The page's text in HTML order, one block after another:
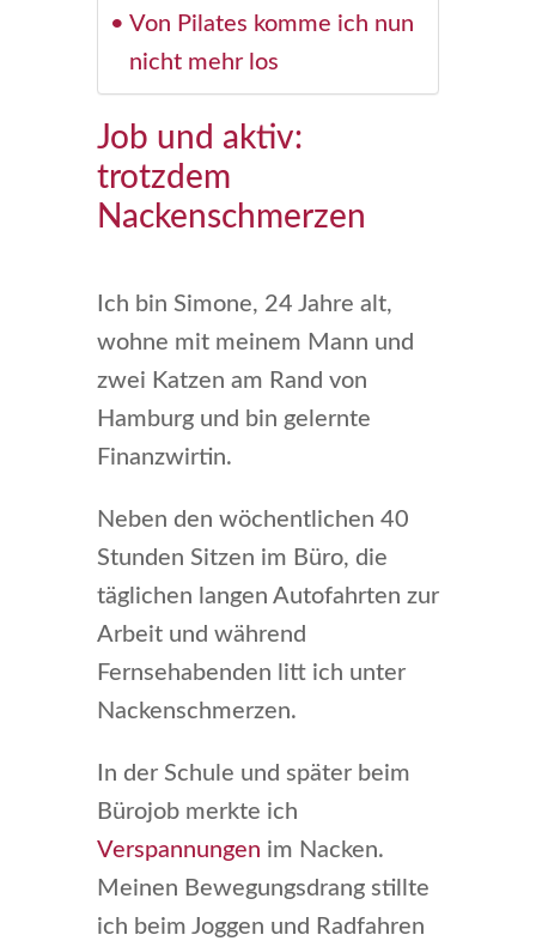
Von Pilates komme ich nun
nicht mehr los
Job und aktiv:
trotzdem
Nackenschmerzen
Ich bin Simone, 24 Jahre alt,
wohne mit meinem Mann und
zwei Katzen am Rand von
Hamburg und bin gelernte
Finanzwirtin.
Neben den wöchentlichen 40
Stunden Sitzen im Büro, die
täglichen langen Autofahrten zur
Arbeit und während
Fernsehabenden litt ich unter
Nackenschmerzen.
In der Schule und später beim
Bürojob merkte ich
Verspannungen im Nacken.
Meinen Bewegungsdrang stillte
ich beim Joggen und Radfahren